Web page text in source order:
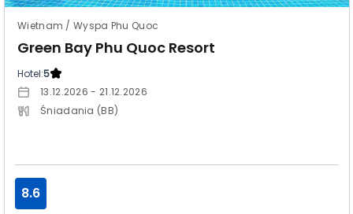
Wietnam / Wyspa Phu Quoc
Green Bay Phu Quoc Resort
Hotel:5
13.12.2026 - 21.12.2026
Śniadania (BB)
8.6